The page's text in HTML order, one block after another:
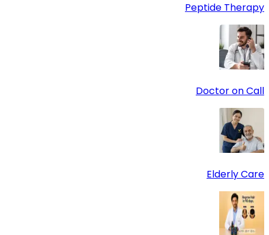
Peptide Therapy
Doctor on Call
Elderly Care